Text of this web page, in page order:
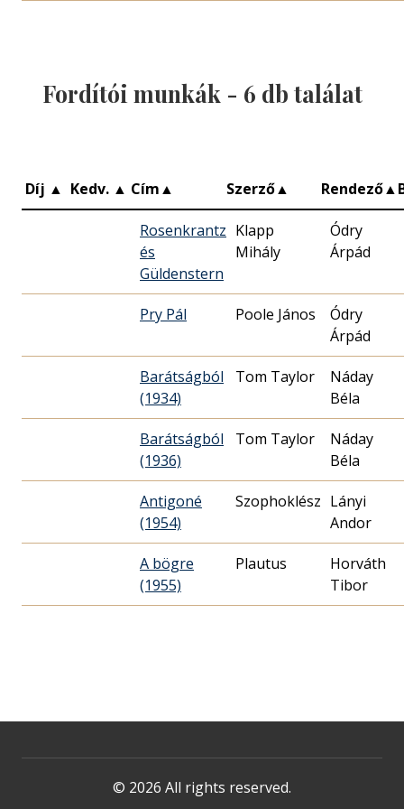
Fordítói munkák - 6 db találat
Díj ▲ Kedv. ▲ Cím▲ Szerző▲ Rendező▲
Rosenkrantz
és
Güldenstern
Klapp
Mihály
Ódry
Árpád
Pry Pál Poole János
Ódry
Árpád
Barátságból
(1934)
Tom Taylor
Náday
Béla
Barátságból
(1936)
Tom Taylor
Náday
Béla
Antigoné
(1954)
Szophoklész Lányi
Andor
A bögre
(1955)
Plautus
Horváth
© 2026 All rights reserved.